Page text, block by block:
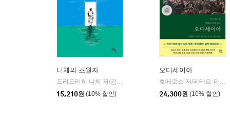
니체의 초월자
프리드리히 니체 저/김철 편역
15,210원 (10% 할인)
오디세이아
호메로스 저/페테르 파울 루벤스 그림/박문재 역
24,300원 (10% 할인)